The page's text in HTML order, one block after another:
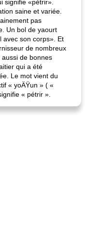
signifie «pétrir».
saine et variée.
pas
Un bol de yaourt
avec son corps». Et
de nombreux
de bonnes
qui a été
Le mot vient du
« yoÄŸun » ( «
« pétrir ».